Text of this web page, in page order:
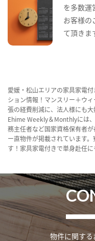
を多数運
お客様の
て頂きま
愛媛・松山エリアの家具家電
ション情報！マンスリー＋ウ
張の経費削減に、法人様にも大
Ehime Weekly＆Monthlyには
務主任者など国家資格保有者
ー直物件が掲載されています
す！家具家電付きで単身赴任に
物件に関する